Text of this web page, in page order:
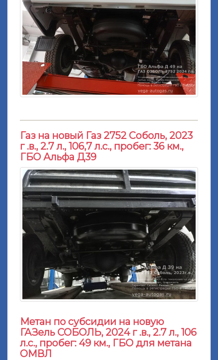
Газ на новый Газ 2752 Соболь, 2023
г .в., 2.7 л., 106,7 л.с., пробег: 36 км.,
ГБО Альфа Д39
Метан по субсидии на новую
ГАЗель СОБОЛЬ, 2024 г .в., 2.7 л., 106
л.с., пробег: 49 км., ГБО для метана
ОМВЛ